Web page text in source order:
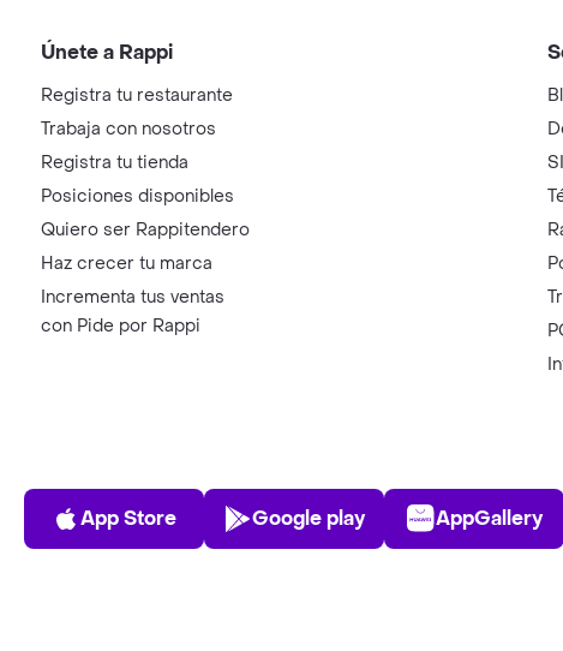
Únete a Rappi
Registra tu restaurante
Trabaja con nosotros
Registra tu tienda
Posiciones disponibles
Quiero ser Rappitendero
Haz crecer tu marca
Incrementa tus ventas
con Pide por Rappi
App Store
App Store
Play Store
Google play AppGallery